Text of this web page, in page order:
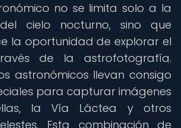
no se limita solo a la
cielo nocturno, sino que
la oportunidad de explorar el
de la astrofotografía.
astronómicos llevan consigo
para capturar imágenes
la Vía Láctea y otros
Esta combinación de